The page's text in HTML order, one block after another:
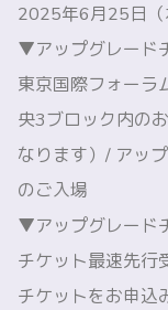
2025年6月25日
▼アップグレード
東京国際フォーラ
央3ブロック内の
なります）/ アッ
のご入場
▼アップグレード
チケット最速先行
チケットをお申込